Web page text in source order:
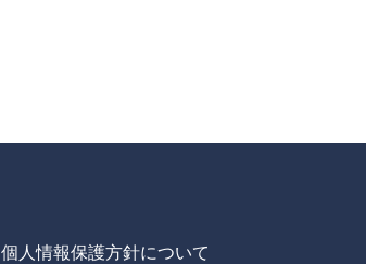
個人情報保護方針について